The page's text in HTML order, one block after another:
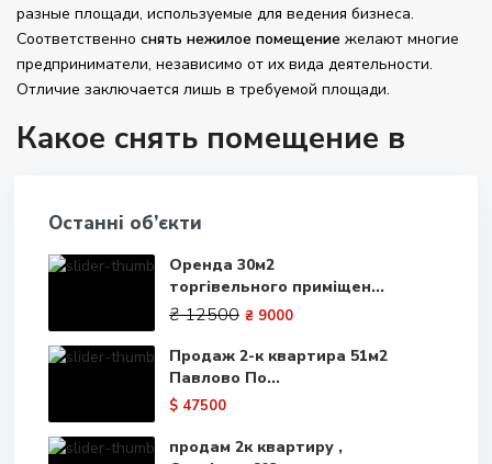
разные площади, используемые для ведения бизнеса.
Соответственно снять нежилое помещение желают многие
предприниматели, независимо от их вида деятельности.
Отличие заключается лишь в требуемой площади.
Какое снять помещение в
Аренда коммерческой недвижимости - востребованная
услуга в Харькове. От правильного выбора квадратных
метров во многом зависит дальнейший успех всего
предприятия. Предлагаем ознакомиться с рекомендациями
экспертов портала недвижимости Avezor.
1. Место расположения и инфраструктура. Этот фактор
зависит от направления работы предприятия и целей
арендатора. Нужны производственные или складские
площади? Отдавайте предпочтение помещениям,
Останні об’єкти
Оренда 30м2
торгівельного приміщен...
₴ 12500 ₴ 9000
Продаж 2-к квартира 51м2
Павлово По...
$ 47500
продам 2к квартиру ,